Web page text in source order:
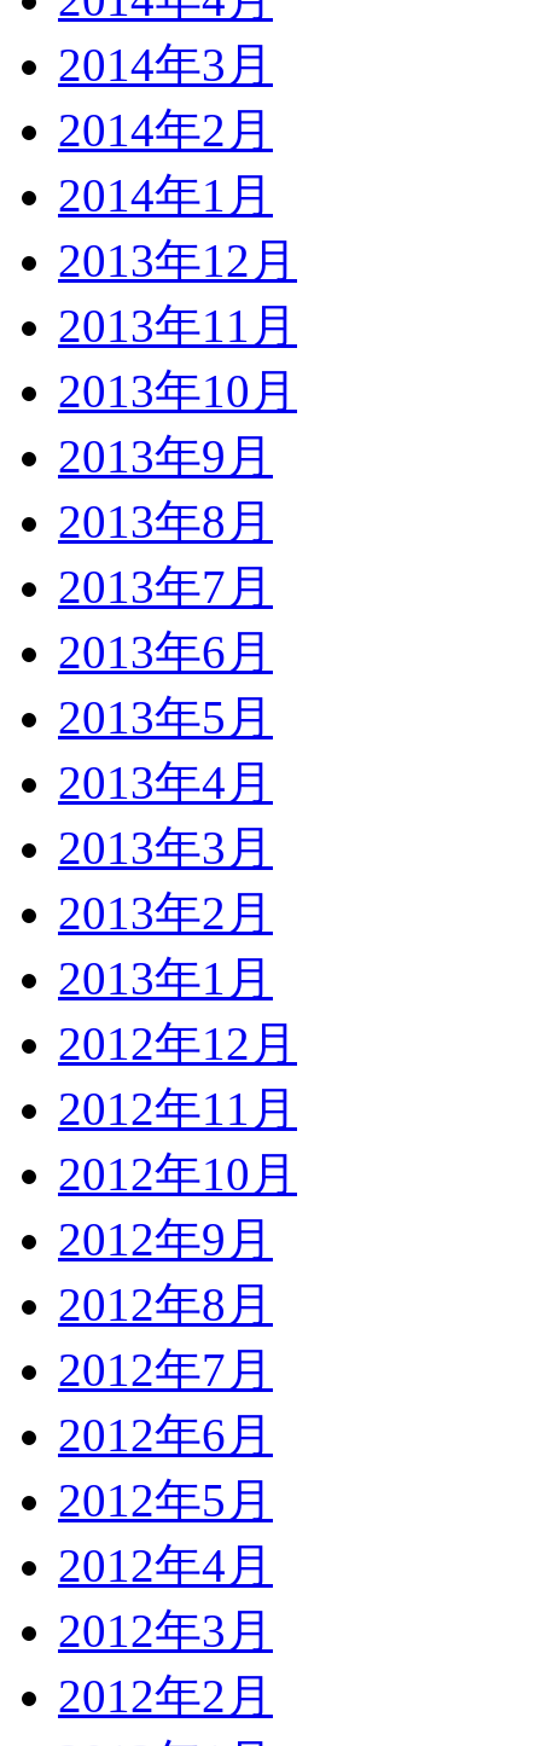
2014年3月
2014年2月
2014年1月
2013年12月
2013年11月
2013年10月
2013年9月
2013年8月
2013年7月
2013年6月
2013年5月
2013年4月
2013年3月
2013年2月
2013年1月
2012年12月
2012年11月
2012年10月
2012年9月
2012年8月
2012年7月
2012年6月
2012年5月
2012年4月
2012年3月
2012年2月